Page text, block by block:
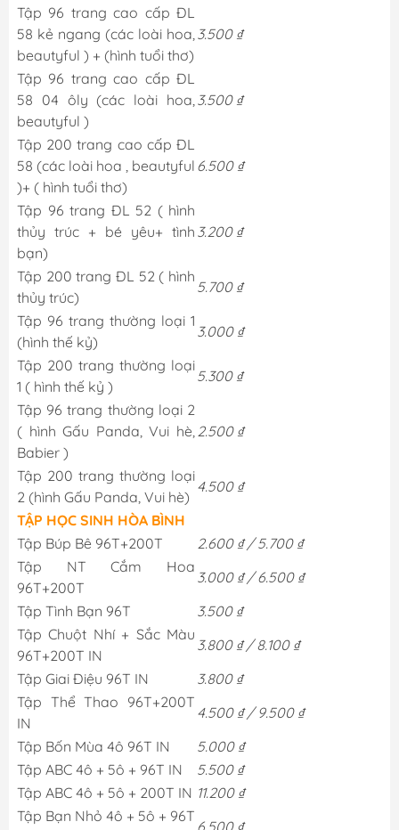
Tập 96 trang cao cấp ĐL
58 kẻ ngang (các loài hoa,
beautyful ) + (hình tuổi thơ)
3.500 ₫
Tập 96 trang cao cấp ĐL
58 04 ôly (các loài hoa,
beautyful )
3.500 ₫
Tập 200 trang cao cấp ĐL
58 (các loài hoa , beautyful
)+ ( hình tuổi thơ)
6.500 ₫
Tập 96 trang ĐL 52 ( hình
thủy trúc + bé yêu+ tình
bạn)
3.200 ₫
Tập 200 trang ĐL 52 ( hình
thủy trúc)
5.700 ₫
Tập 96 trang thường loại 1
(hình thế kỷ)
3.000 ₫
Tập 200 trang thường loại
1 ( hình thế kỷ )
5.300 ₫
Tập 96 trang thường loại 2
( hình Gấu Panda, Vui hè,
Babier )
2.500 ₫
Tập 200 trang thường loại
2 (hình Gấu Panda, Vui hè)
4.500 ₫
TẬP HỌC SINH HÒA BÌNH
Tập Búp Bê 96T+200T
2.600 ₫ / 5.700 ₫
Tập NT Cắm Hoa
96T+200T
3.000 ₫ / 6.500 ₫
Tập Tình Bạn 96T
3.500 ₫
Tập Chuột Nhí + Sắc Màu
96T+200T IN
3.800 ₫ / 8.100 ₫
Tập Giai Điệu 96T IN
3.800 ₫
Tập Thể Thao 96T+200T
IN
4.500 ₫ / 9.500 ₫
Tập Bốn Mùa 4ô 96T IN
5.000 ₫
Tập ABC 4ô + 5ô + 96T IN
5.500 ₫
Tập ABC 4ô + 5ô + 200T IN 11.200 ₫
Tập Bạn Nhỏ 4ô + 5ô + 96T
6.500 ₫